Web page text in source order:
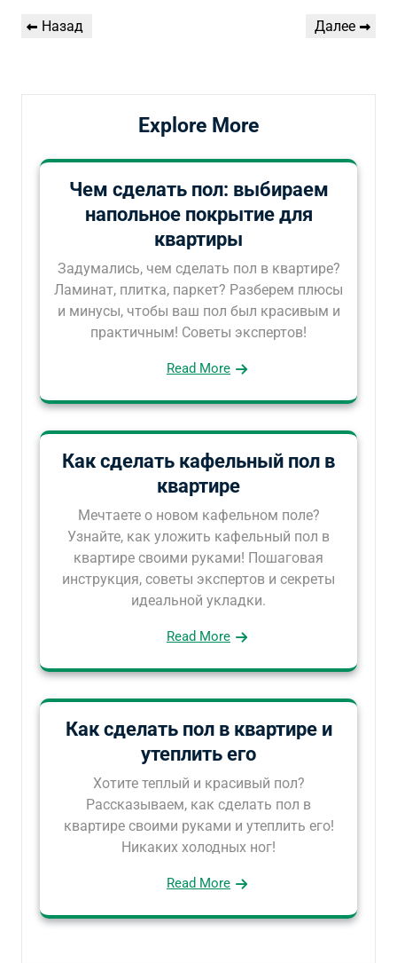
Навигация
Предыдущая
Назад
Следующая
Далее
Explore More
Чем сделать пол: выбираем
напольное покрытие для
квартиры
Задумались, чем сделать пол в квартире?
Ламинат, плитка, паркет? Разберем плюсы
и минусы, чтобы ваш пол был красивым и
практичным! Советы экспертов!
Read More
Как сделать кафельный пол в
квартире
Мечтаете о новом кафельном поле?
Узнайте, как уложить кафельный пол в
квартире своими руками! Пошаговая
инструкция, советы экспертов и секреты
идеальной укладки.
Read More
Как сделать пол в квартире и
утеплить его
Хотите теплый и красивый пол?
Рассказываем, как сделать пол в
квартире своими руками и утеплить его!
Никаких холодных ног!
Read More